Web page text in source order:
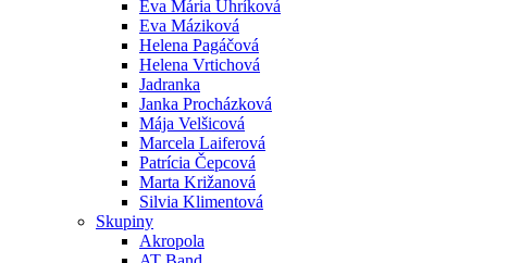
Eva Mária Uhríková
Eva Máziková
Helena Pagáčová
Helena Vrtichová
Jadranka
Janka Procházková
Mája Velšicová
Marcela Laiferová
Patrícia Čepcová
Marta Križanová
Silvia Klimentová
Skupiny
Akropola